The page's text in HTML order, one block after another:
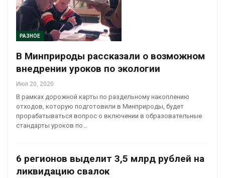
РАЗНОЕ
В Минприроды рассказали о возможном
внедрении уроков по экологии
Июл 20, 2020
В рамках дорожной карты по раздельному накоплению
отходов, которую подготовили в Минприроды, будет
прорабатываться вопрос о включении в образовательные
стандарты уроков по…
6 регионов выделит 3,5 млрд рублей на
ликвидацию свалок